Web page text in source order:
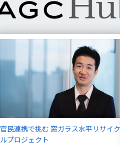
官民連携で挑む 窓ガラス水平リサイク
ルプロジェクト